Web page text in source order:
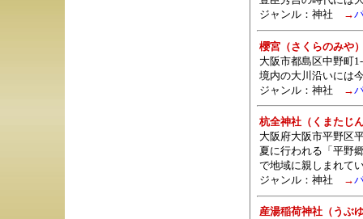
ジャンル： 神社 →
櫻宮（さくらのみや
大阪市都島区中野町
境内の大川沿いには
ジャンル： 神社 →
杭全神社（くまたじ
大阪府大阪市平野区
夏に行われる「平野
で地域に親しまれて
ジャンル： 神社 →
産湯稲荷神社（うぶ